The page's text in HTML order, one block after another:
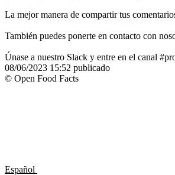
La mejor manera de compartir tus
También puedes ponerte en contacto con
Únase a nuestro Slack y entre en el canal
08/06/2023 15:52 publicado
© Open Food Facts
Español